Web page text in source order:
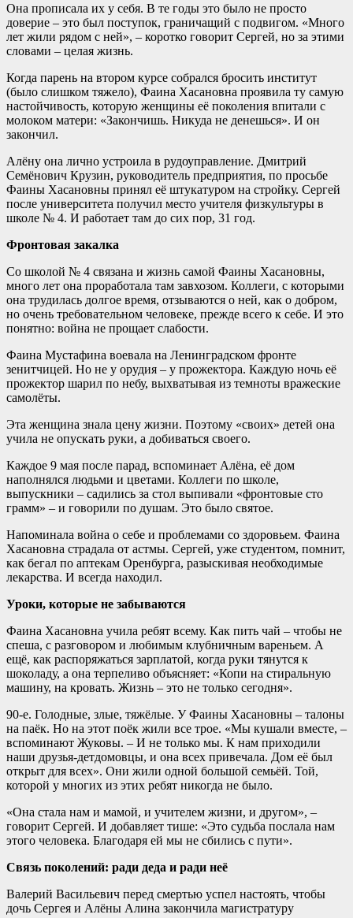
Она прописала их у себя. В те годы это было не просто
доверие – это был поступок, граничащий с подвигом. «Много
лет жили рядом с ней», – коротко говорит Сергей, но за этими
словами – целая жизнь.
Когда парень на втором курсе собрался бросить институт
(было слишком тяжело), Фаина Хасановна проявила ту самую
настойчивость, которую женщины её поколения впитали с
молоком матери: «Закончишь. Никуда не денешься». И он
закончил.
Алёну она лично устроила в рудоуправление. Дмитрий
Семёнович Крузин, руководитель предприятия, по просьбе
Фаины Хасановны принял её штукатуром на стройку. Сергей
после университета получил место учителя физкультуры в
школе № 4. И работает там до сих пор, 31 год.
Фронтовая закалка
Со школой № 4 связана и жизнь самой Фаины Хасановны,
много лет она проработала там завхозом. Коллеги, с которыми
она трудилась долгое время, отзываются о ней, как о добром,
но очень требовательном человеке, прежде всего к себе. И это
понятно: война не прощает слабости.
Фаина Мустафина воевала на Ленинградском фронте
зенитчицей. Но не у орудия – у прожектора. Каждую ночь её
прожектор шарил по небу, выхватывая из темноты вражеские
самолёты.
Эта женщина знала цену жизни. Поэтому «своих» детей она
учила не опускать руки, а добиваться своего.
Каждое 9 мая после парад, вспоминает Алёна, её дом
наполнялся людьми и цветами. Коллеги по школе,
выпускники – садились за стол выпивали «фронтовые сто
грамм» – и говорили по душам. Это было святое.
Напоминала война о себе и проблемами со здоровьем. Фаина
Хасановна страдала от астмы. Сергей, уже студентом, помнит,
как бегал по аптекам Оренбурга, разыскивая необходимые
лекарства. И всегда находил.
Уроки, которые не забываются
Фаина Хасановна учила ребят всему. Как пить чай – чтобы не
спеша, с разговором и любимым клубничным вареньем. А
ещё, как распоряжаться зарплатой, когда руки тянутся к
шоколаду, а она терпеливо объясняет: «Копи на стиральную
машину, на кровать. Жизнь – это не только сегодня».
90-е. Голодные, злые, тяжёлые. У Фаины Хасановны – талоны
на паёк. Но на этот поёк жили все трое. «Мы кушали вместе, –
вспоминают Жуковы. – И не только мы. К нам приходили
наши друзья-детдомовцы, и она всех привечала. Дом её был
открыт для всех». Они жили одной большой семьёй. Той,
которой у многих из этих ребят никогда не было.
«Она стала нам и мамой, и учителем жизни, и другом», –
говорит Сергей. И добавляет тише: «Это судьба послала нам
этого человека. Благодаря ей мы не сбились с пути».
Связь поколений: ради деда и ради неё
Валерий Васильевич перед смертью успел настоять, чтобы
дочь Сергея и Алёны Алина закончила магистратуру